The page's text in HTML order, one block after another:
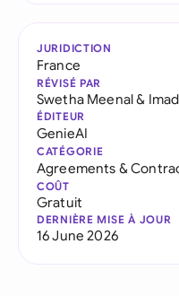
JURIDICTION
France
RÉVISÉ PAR
Swetha Meenal&
ÉDITEUR
GenieAI
CATÉGORIE
Agreements &
COÛT
Gratuit
DERNIÈRE MISE À JOUR
16 June 2026